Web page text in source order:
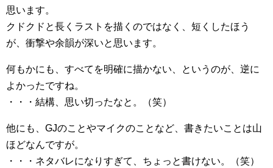
思います。
クドクドと長くラストを描くのではなく、短くしたほう
が、衝撃や余韻が深いと思います。
何もかにも、すべてを明確に描かない、というのが、逆に
よかったですね。
・・・結構、思い切ったなと。（笑）
他にも、GJのことやマイクのことなど、書きたいことは山
ほどなんですが。
・・・ネタバレになりすぎて、ちょっと書けない。（笑）